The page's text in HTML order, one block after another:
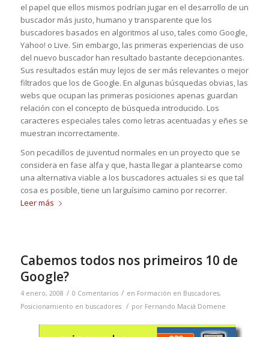
el papel que ellos mismos podrían jugar en el desarrollo de un
buscador más justo, humano y transparente que los
buscadores basados en algoritmos al uso, tales como Google,
Yahoo! o Live. Sin embargo, las primeras experiencias de uso
del nuevo buscador han resultado bastante decepcionantes.
Sus resultados están muy lejos de ser más relevantes o mejor
filtrados que los de Google. En algunas búsquedas obvias, las
webs que ocupan las primeras posiciones apenas guardan
relación con el concepto de búsqueda introducido. Los
caracteres especiales tales como letras acentuadas y eñes se
muestran incorrectamente.
Son pecadillos de juventud normales en un proyecto que se
considera en fase alfa y que, hasta llegar a plantearse como
una alternativa viable a los buscadores actuales si es que tal
cosa es posible, tiene un larguísimo camino por recorrer.
Leer más
Cabemos todos nos primeiros 10 de
Google?
4 enero, 2008 / 0 Comentarios / en Formación en Buscadores,
Posicionamiento en buscadores
/ por Fernando Maciá Domene